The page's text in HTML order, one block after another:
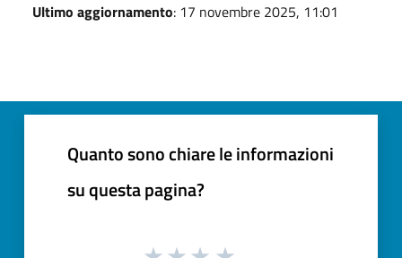
Ultimo aggiornamento: 17 novembre 2025, 11:01
Quanto sono chiare le informazioni
su questa pagina?